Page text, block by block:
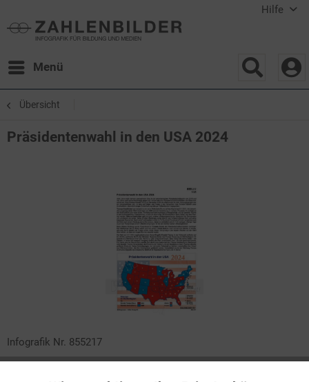
Hilfe
Menü
Übersicht
Präsidentenwahl in den USA 2024
Infografik Nr. 855217